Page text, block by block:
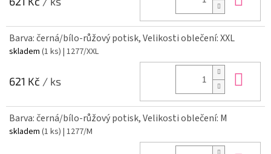
Barva: černá/bílo-růžový potisk, Velikosti oblečení: XXL
skladem (1 ks) | 1277/XXL
621 Kč / ks
Barva: černá/bílo-růžový potisk, Velikosti oblečení: M
skladem (1 ks) | 1277/M